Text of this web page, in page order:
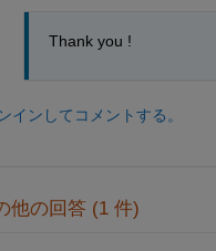
Thank you !
インしてコメントする。
他の回答 (1 件)